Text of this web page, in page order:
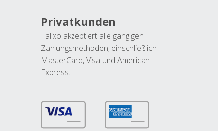
Privatkunden
Talixo akzeptiert alle gängigen
Zahlungsmethoden, einschließlich
MasterCard, Visa und American
Express.